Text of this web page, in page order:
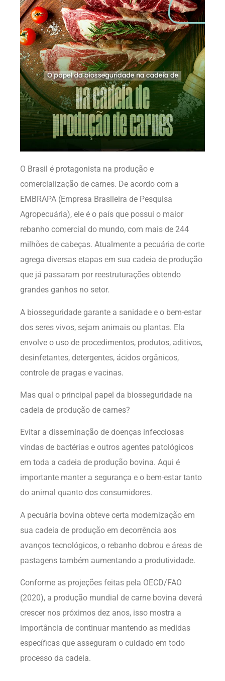
O Brasil é protagonista na produção e
comercialização de carnes. De acordo com a
EMBRAPA (Empresa Brasileira de Pesquisa
Agropecuária), ele é o país que possui o maior
rebanho comercial do mundo, com mais de 244
milhões de cabeças. Atualmente a pecuária de corte
agrega diversas etapas em sua cadeia de produção
que já passaram por reestruturações obtendo
grandes ganhos no setor.
A biosseguridade garante a sanidade e o bem-estar
dos seres vivos, sejam animais ou plantas. Ela
envolve o uso de procedimentos, produtos, aditivos,
desinfetantes, detergentes, ácidos orgânicos,
controle de pragas e vacinas.
Mas qual o principal papel da biosseguridade na
cadeia de produção de carnes?
Evitar a disseminação de doenças infecciosas
vindas de bactérias e outros agentes patológicos
em toda a cadeia de produção bovina. Aqui é
importante manter a segurança e o bem-estar tanto
do animal quanto dos consumidores.
A pecuária bovina obteve certa modernização em
sua cadeia de produção em decorrência aos
avanços tecnológicos, o rebanho dobrou e áreas de
pastagens também aumentando a produtividade.
Conforme as projeções feitas pela OECD/FAO
(2020), a produção mundial de carne bovina deverá
crescer nos próximos dez anos, isso mostra a
importância de continuar mantendo as medidas
específicas que asseguram o cuidado em todo
processo da cadeia.